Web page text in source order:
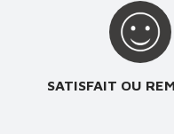
SATISFAIT OU